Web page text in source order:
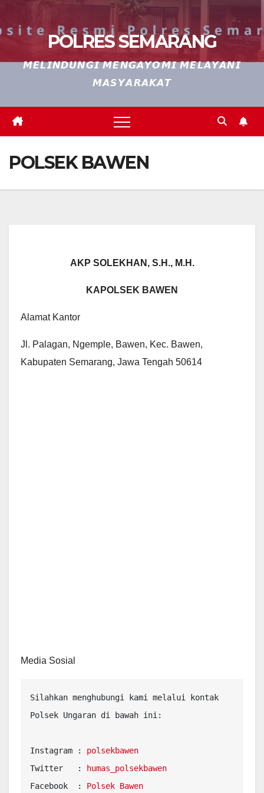
POLRES SEMARANG
𝙈𝙀𝙇𝙄𝙉𝘿𝙐𝙉𝙂𝙄 𝙈𝙀𝙉𝙂𝘼𝙔𝙊𝙈𝙄 𝙈𝙀𝙇𝘼𝙔𝘼𝙉𝙄
𝙈𝘼𝙎𝙔𝘼𝙍𝘼𝙆𝘼𝙏
POLSEK BAWEN
AKP SOLEKHAN, S.H., M.H.
KAPOLSEK BAWEN
Alamat Kantor
Jl. Palagan, Ngemple, Bawen, Kec. Bawen,
Kabupaten Semarang, Jawa Tengah 50614
Media Sosial
Silahkan menghubungi kami melalui kontak
Polsek Ungaran di bawah ini:
Instagram : polsekbawen
Twitter   :
humas_polsekbawen
Facebook  : Polsek Bawen